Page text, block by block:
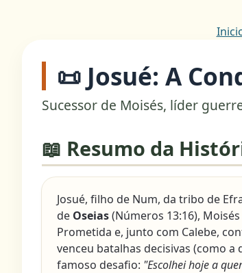
📜 Josué: A
Sucessor de Moisés, líder
📖 Resumo da
Josué, filho de Num, da tribo de
de Oseias(Números 13:16),
Prometida e, junto com Calebe,
venceu batalhas decisivas (como
famoso desafio: "Escolhei hoje a